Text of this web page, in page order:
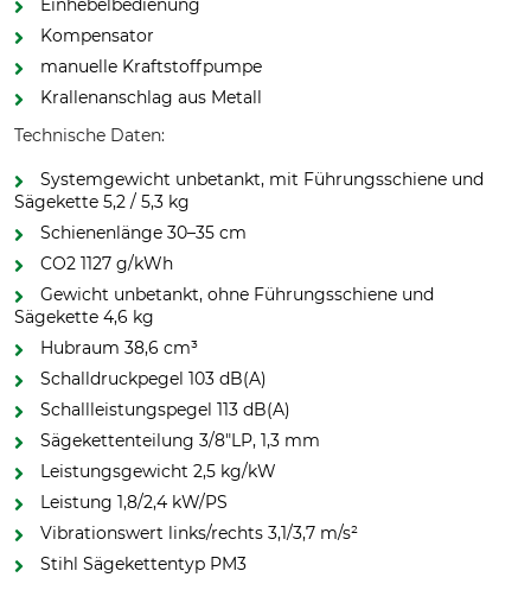
Einhebelbedienung
Kompensator
manuelle Kraftstoffpumpe
Krallenanschlag aus Metall
Technische Daten:
Systemgewicht unbetankt, mit Führungsschiene und
Sägekette 5,2 / 5,3 kg
Schienenlänge 30–35 cm
CO2 1127 g/kWh
Gewicht unbetankt, ohne Führungsschiene und
Sägekette 4,6 kg
Hubraum 38,6 cm³
Schalldruckpegel 103 dB(A)
Schallleistungspegel 113 dB(A)
Sägekettenteilung 3/8"LP, 1,3 mm
Leistungsgewicht 2,5 kg/kW
Leistung 1,8/2,4 kW/PS
Vibrationswert links/rechts 3,1/3,7 m/s²
Stihl Sägekettentyp PM3